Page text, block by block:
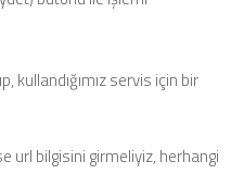
kullandığımız servis için bir
url bilgisini girmeliyiz, herhangi